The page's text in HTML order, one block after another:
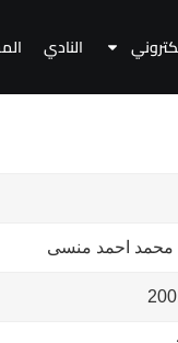
النادي
احمد منسى